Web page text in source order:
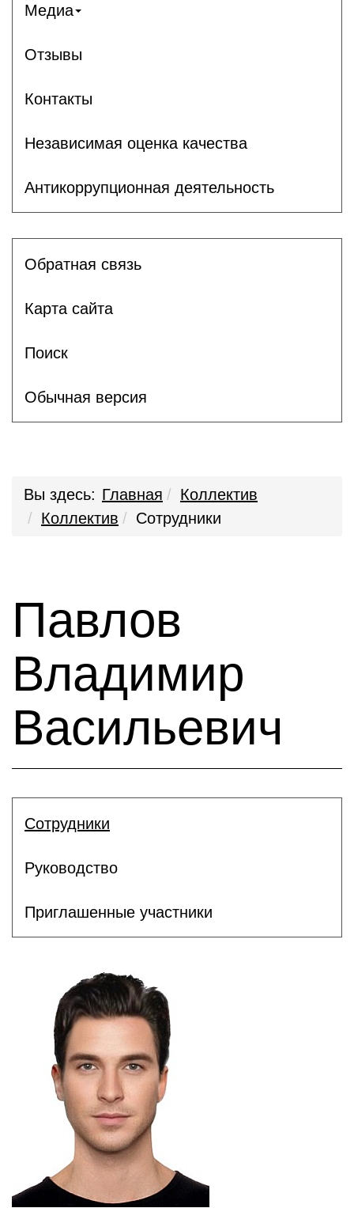
Медиа
Отзывы
Контакты
Независимая оценка качества
Антикоррупционная деятельность
Обратная связь
Карта сайта
Поиск
Обычная версия
Вы здесь: Главная
Коллектив
Коллектив
Сотрудники
Павлов
Владимир
Васильевич
Сотрудники
Руководство
Приглашенные участники